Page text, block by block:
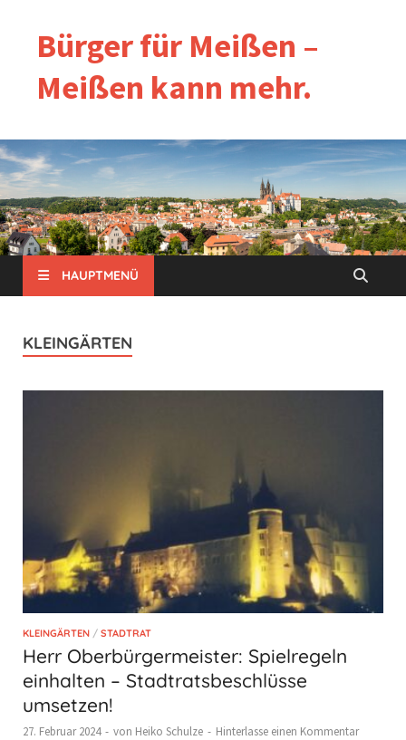
Bürger für Meißen –
Meißen kann mehr.
HAUPTMENÜ
KLEINGÄRTEN
KLEINGÄRTEN / STADTRAT
Herr Oberbürgermeister: Spielregeln
einhalten – Stadtratsbeschlüsse
umsetzen!
27. Februar 2024 - von Heiko Schulze - Hinterlasse einen Kommentar